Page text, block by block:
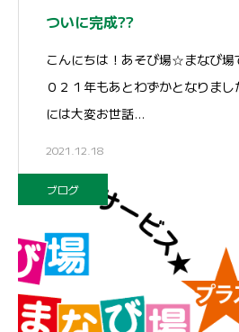
ついに完成??
こんにちは！あそび場☆まなび場
０２１年もあとわずかとなりま
には大変お世話…
2021.12.18
ブログ